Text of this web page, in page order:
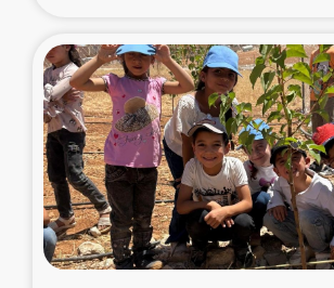
タイ国境ミャンマー移民子ど
漁民によるマングローブ植
レバノンでのシリア難民への食糧
レバノンにおける緊急支